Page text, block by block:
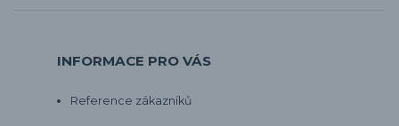
INFORMACE PRO VÁS
Reference zákazníků